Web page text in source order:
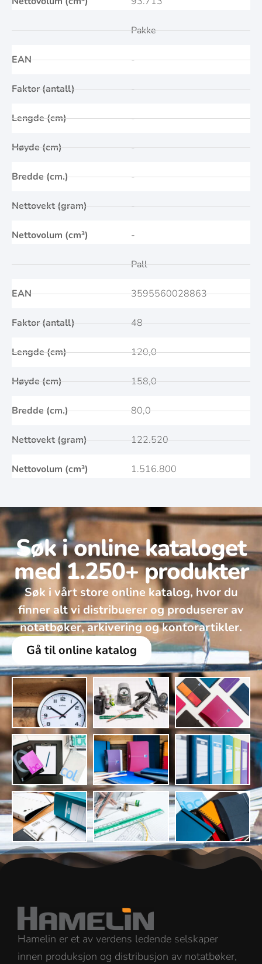
EAN
Faktor (antall)
Lengde (cm)
Høyde (cm)
Bredde (cm.)
Nettovekt (gram)
Nettovolum (cm³)
Pakke
-
-
-
-
-
-
-
EAN
Faktor (antall)
Lengde (cm)
Høyde (cm)
Bredde (cm.)
Nettovekt (gram)
Nettovolum (cm³)
Pall
3595560028863
48
120,0
158,0
80,0
122.520
1.516.800
Søk i online kataloget
med 1.250+ produkter
Søk i vårt store online katalog, hvor du
finner alt vi distribuerer og produserer av
notatbøker, arkivering og kontorartikler.
Gå til online katalog
Hamelin er et av verdens ledende selskaper
innen produksjon og distribusjon av notatbøker,